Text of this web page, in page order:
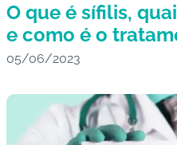
s
E
O que é sífilis,
e como é o
05/06/2023